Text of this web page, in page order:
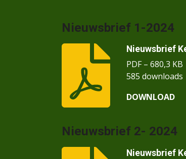
Nieuwsbrief 1-2024
Nieuwsbrief
PDF – 680,3 KB
585 downloads
DOWNLOAD
Nieuwsbrief 2- 2024
Nieuwsbrief